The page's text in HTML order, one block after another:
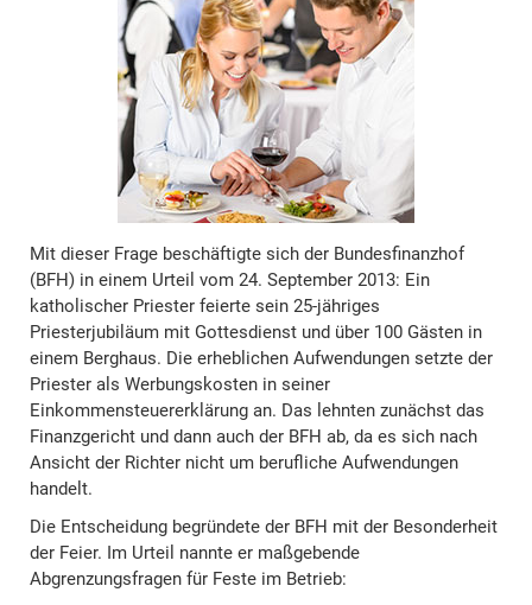
Mit dieser Frage beschäftigte sich der Bundesfinanzhof
(BFH) in einem Urteil vom 24. September 2013: Ein
katholischer Priester feierte sein 25-jähriges
Priesterjubiläum mit Gottesdienst und über 100 Gästen in
einem Berghaus. Die erheblichen Aufwendungen setzte der
Priester als Werbungskosten in seiner
Einkommensteuererklärung an. Das lehnten zunächst das
Finanzgericht und dann auch der BFH ab, da es sich nach
Ansicht der Richter nicht um berufliche Aufwendungen
handelt.
Die Entscheidung begründete der BFH mit der Besonderheit
der Feier. Im Urteil nannte er maßgebende
Abgrenzungsfragen für Feste im Betrieb: